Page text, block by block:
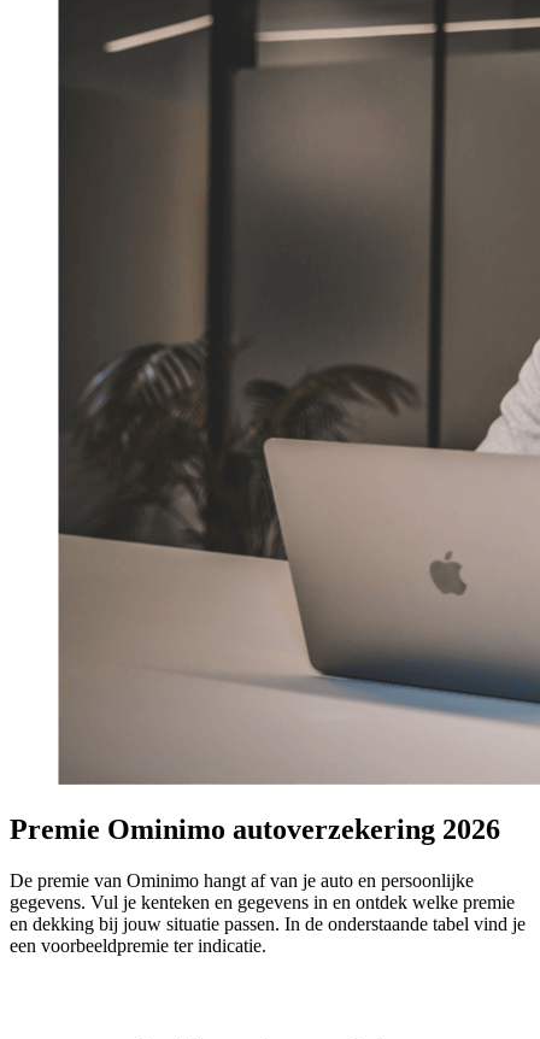
Premie Ominimo autoverzekering 2026
De premie van Ominimo hangt af van je auto en persoonlijke
gegevens. Vul je kenteken en gegevens in en ontdek welke premie
en dekking bij jouw situatie passen. In de onderstaande tabel vind je
een voorbeeldpremie ter indicatie.